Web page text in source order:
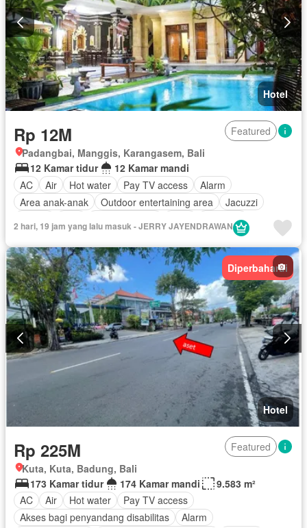
Hotel
Rp 12M
Featured
Padangbai, Manggis, Karangasem, Bali
12 Kamar tidur
12 Kamar mandi
AC
Air Hot water Pay TV access
Alarm
Area anak-anak
Outdoor entertaining area
Jacuzzi
Interkom
Internet
Ruang kantor
Keamanan 24 jam
Kolam renang
Pramutamu Listrik
Fully fenced
Secure parking
Pemanasan
Pemandangan panorama
Taman
Taman atap Tangki air Telephone
Televisi
Garasi
Teras Halaman Wifi Berperabot lengkap
2 hari, 19 jam yang lalu masuk - JERRY JAYENDRAWAN
Diperbaharui
Hotel
Rp 225M
Featured
Kuta, Kuta, Badung, Bali
173 Kamar tidur
174 Kamar mandi
9.583 m²
AC
Air Hot water
Pay TV access
Akses bagi penyandang disabilitas
Alarm